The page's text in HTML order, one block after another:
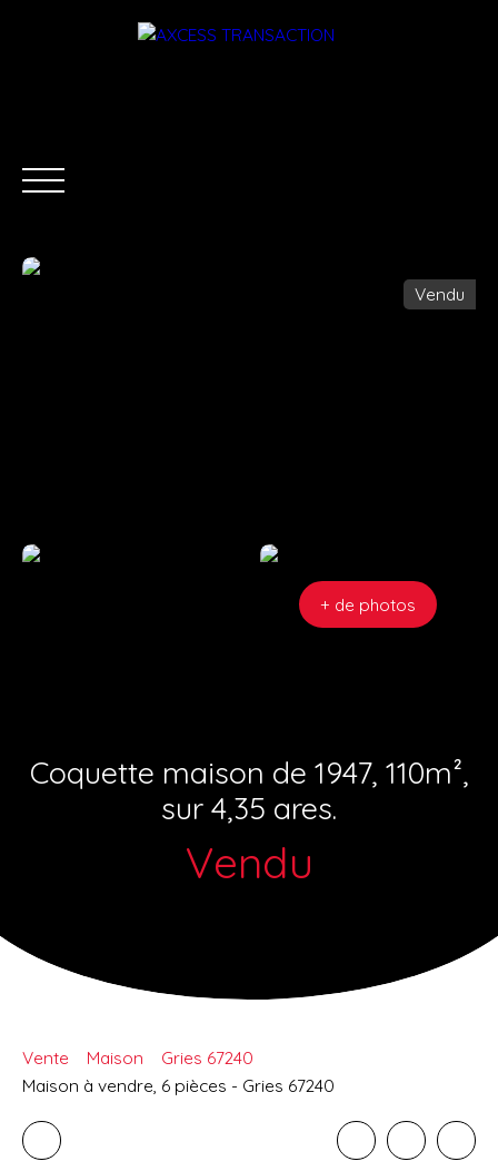
Vendu
+ de photos
Coquette maison de 1947, 110m²,
sur 4,35 ares.
Vendu
Vente Maison
Gries 67240
Maison à vendre, 6 pièces - Gries 67240